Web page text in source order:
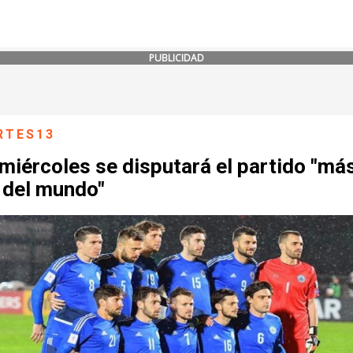
PUBLICIDAD
se disputará el partido
mundo"